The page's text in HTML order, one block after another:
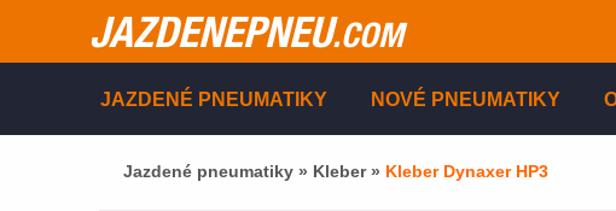
JAZDENEPNEU.COM
JAZDENÉ PNEUMATIKY NOVÉ PNEUMATIKY
Jazdené pneumatiky » Kleber» Kleber Dynaxer HP3